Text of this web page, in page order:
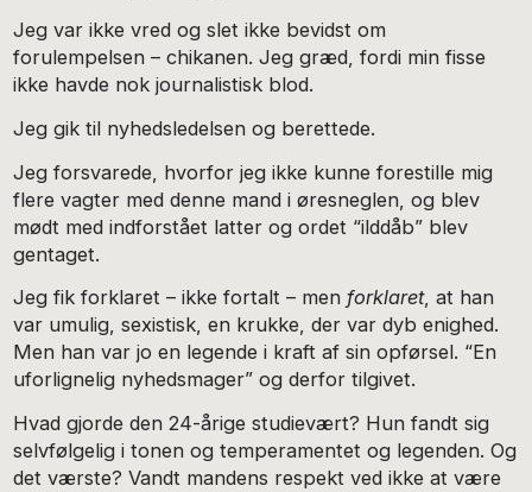
Jeg var ikke vred og slet ikke bevidst om
forulempelsen – chikanen. Jeg græd, fordi min fisse
ikke havde nok journalistisk blod.
Jeg gik til nyhedsledelsen og berettede.
Jeg forsvarede, hvorfor jeg ikke kunne forestille mig
flere vagter med denne mand i øresneglen, og blev
mødt med indforstået latter og ordet “ilddåb” blev
gentaget.
Jeg fik forklaret – ikke fortalt – menforklaret, at han
var umulig, sexistisk, en krukke, der var dyb enighed.
Men han var jo en legende i kraft af sin opførsel. “En
uforlignelig nyhedsmager” og derfor tilgivet.
Hvad gjorde den 24-årige studievært? Hun fandt sig
selvfølgelig i tonen og temperamentet og legenden. Og
det værste? Vandt mandens respekt ved ikke at være